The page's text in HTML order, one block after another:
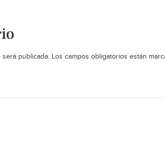
publicada. Los campos obligatorios están